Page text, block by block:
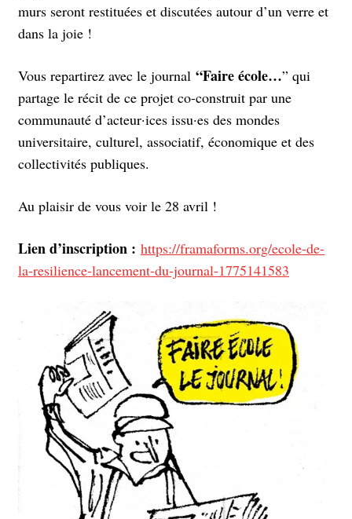
murs seront restituées et discutées autour d’un verre et
dans la joie !
Vous repartirez avec le journal “Faire école…” qui
partage le récit de ce projet co-construit par une
communauté d’acteur·ices issu·es des mondes
universitaire, culturel, associatif, économique et des
collectivités publiques.
Au plaisir de vous voir le 28 avril !
Lien d’inscription : https://framaforms.org/ecole-de-
la-resilience-lancement-du-journal-1775141583